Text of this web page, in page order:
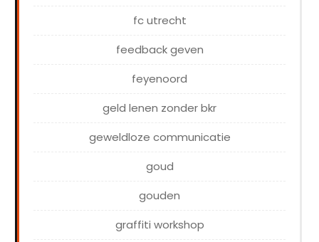
fc utrecht
feedback geven
feyenoord
geld lenen zonder bkr
geweldloze communicatie
goud
gouden
graffiti workshop